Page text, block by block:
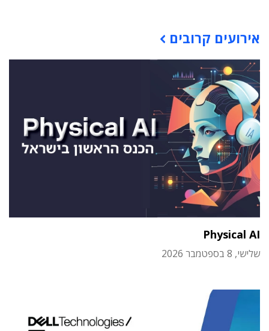
אירועים קרובים
Physical AI
שלישי, 8 בספטמבר 2026